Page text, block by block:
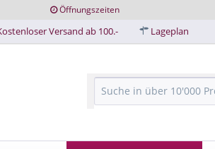
Öffnungszeiten
Versand ab 100.- Lageplan